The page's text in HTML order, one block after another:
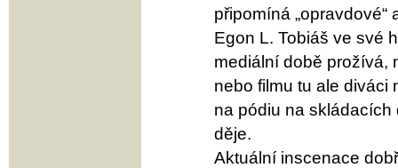
připomíná
Egon L. Tobiáš ve své
mediální době prožívá,
nebo filmu tu ale diváci
na pódiu na
děje.
Aktuální inscenace